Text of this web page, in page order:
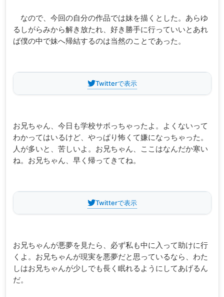
なので、今回の自分の作品では妹を描くとした。あらゆ
るしがらみから解き放たれ、好き勝手に行っていいとあれ
ば僕の中で妹へ帰結するのは当然のことであった。
Twitterで表示
お兄ちゃん、今日も学校サボっちゃったよ。よくないって
わかってはいるけど、やっぱり怖くて嫌になっちゃった。
人が多いと、苦しいよ。お兄ちゃん、ここはなんだか寒い
ね。お兄ちゃん、早く帰ってきてね。
Twitterで表示
お兄ちゃんが悪夢を見たら、必ず私も中に入って助けに行
くよ。お兄ちゃんが現実を悪夢だと思っているなら、わた
しはお兄ちゃんが少しでも長く眠れるようにしてあげるん
だ。